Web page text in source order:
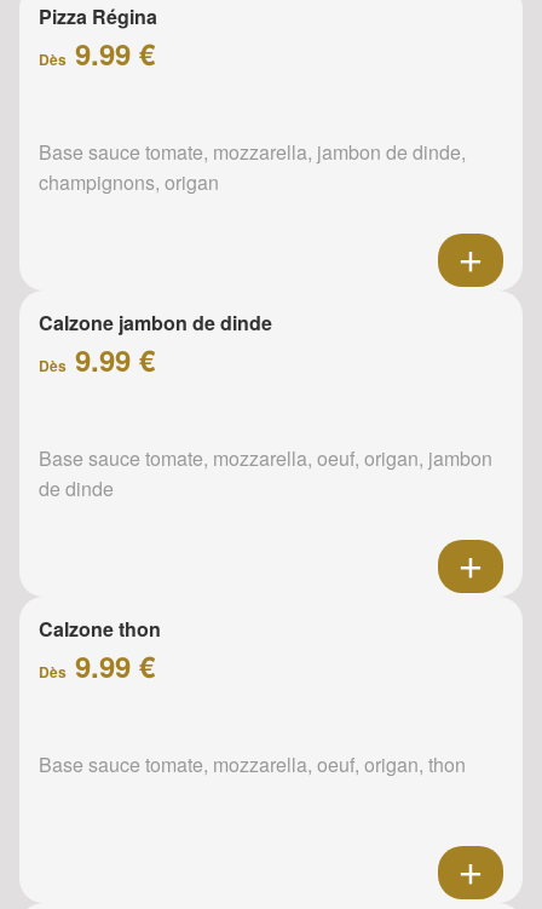
Pizza Régina
Dès 9.99 €
Base sauce tomate, mozzarella, jambon de dinde,
champignons, origan
Calzone jambon de dinde
Dès 9.99 €
Base sauce tomate, mozzarella, oeuf, origan, jambon
de dinde
Calzone thon
Dès 9.99 €
Base sauce tomate, mozzarella, oeuf, origan, thon